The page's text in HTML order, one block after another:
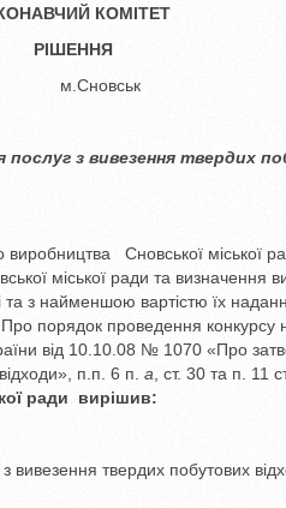
КОМІТЕТ
РІШЕННЯ
року
послуг з вивезення твердих
Сновської міської
міської ради та
та з найменшою вартістю їх
порядок проведення конкурсу
від 10.10.08 № 1070 «Про
п.п. 6 п. а , ст. 30 та п. 11
ради вирішив:
твердих побутових